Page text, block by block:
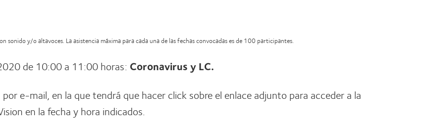
sonido y/o altavoces. La asistencia máxima para cada una de las fechas convocadas es de 100 participantes.
de 10:00 a 11:00 horas: Coronavirus y LC.
e-mail, en la que tendrá que hacer click sobre el enlace adjunto para acceder a la
en la fecha y hora indicados.